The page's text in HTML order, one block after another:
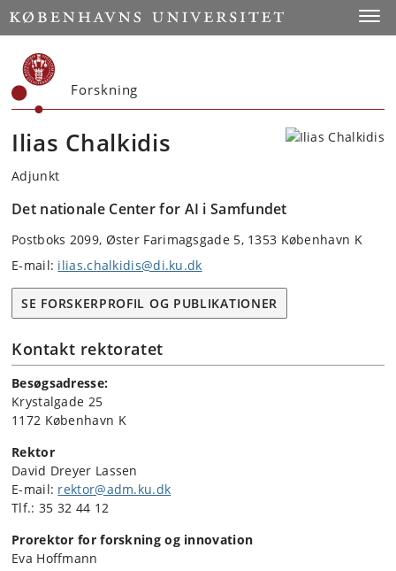
Start
Forskning
Ilias Chalkidis
Adjunkt
Det nationale Center for AI i Samfundet
Postboks 2099, Øster Farimagsgade 5, 1353 København K
E-mail: ilias.chalkidis@di.ku.dk
SE FORSKERPROFIL OG PUBLIKATIONER
Kontakt rektoratet
Besøgsadresse:
Krystalgade 25
1172 København K
Rektor
David Dreyer Lassen
E-mail: rektor@adm.ku.dk
Tlf.: 35 32 44 12
Prorektor for forskning og innovation
Eva Hoffmann